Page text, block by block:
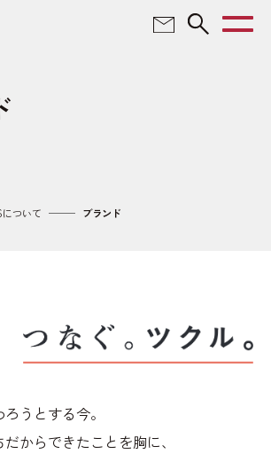
について ブランド
うとする今。
からできたことを胸に、